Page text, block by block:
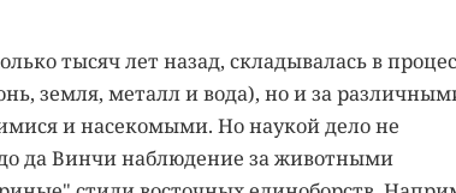
тысяч лет назад, складывалась в
земля, металл и вода), но и за
и насекомыми. Но наукой дело не
да Винчи наблюдение за животными